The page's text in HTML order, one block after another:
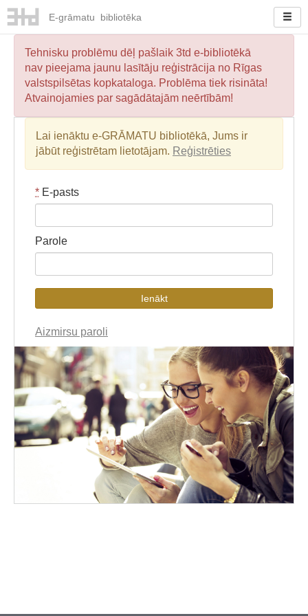
E-grāmatu bibliotēka
Tehnisku problēmu dēļ pašlaik 3td e-bibliotēkā
nav pieejama jaunu lasītāju reģistrācija no Rīgas
valstspilsētas kopkataloga. Problēma tiek risināta!
Atvainojamies par sagādātajām neērtībām!
Lai ienāktu e-GRĀMATU bibliotēkā, Jums ir
jābūt reģistrētam lietotājam. Reģistrēties
* E-pasts
Parole
Aizmirsu paroli